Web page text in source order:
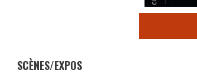
SCÈNES/EXPOS